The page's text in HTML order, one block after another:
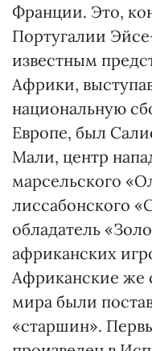
Франции. Это,
Португалии
известным
Африки,
национальную
Европе, был
Мали, центр
марсельского
лиссабонского
обладатель
африканских
Африканские же
мира были
«старшин».